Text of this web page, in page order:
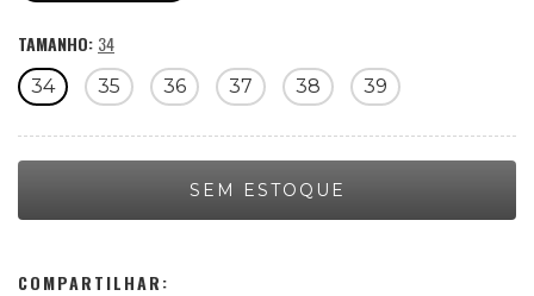
TAMANHO: 34
34 35 36 37 38 39
COMPARTILHAR: